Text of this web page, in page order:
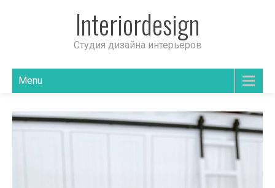
Interiordesign
Студия дизайна интерьеров
Menu